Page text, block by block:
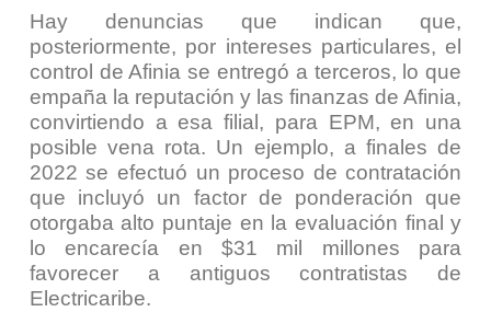
Hay denuncias que indican que,
posteriormente, por intereses particulares, el
control de Afinia se entregó a terceros, lo que
empaña la reputación y las finanzas de Afinia,
convirtiendo a esa filial, para EPM, en una
posible vena rota. Un ejemplo, a finales de
2022 se efectuó un proceso de contratación
que incluyó un factor de ponderación que
otorgaba alto puntaje en la evaluación final y
lo encarecía en $31 mil millones para
favorecer a antiguos contratistas de
Electricaribe.